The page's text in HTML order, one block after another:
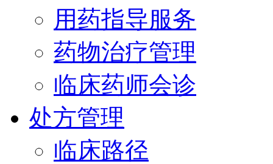
用药指导服务
药物治疗管理
临床药师会诊
处方管理
临床路径